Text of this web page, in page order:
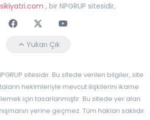
, bir NPGRUP sitesidir,
FaceebokTwitterYoutube
Yukarı Çık
sitesidir. Bu sitede verilen bilgiler, site
hekimleriyle mevcut ilişkilerini ikame
için tasarlanmıştır. Bu sitede yer alan
yerine geçmez. Tüm hakları saklıdır.